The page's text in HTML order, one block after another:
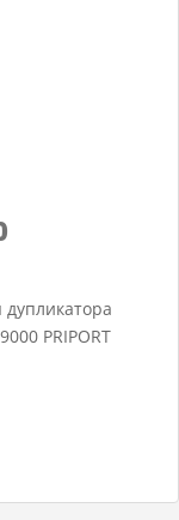
PRIPORT